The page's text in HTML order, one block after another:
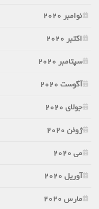
نوامبر 2020
اکتبر 2020
سپتامبر 2020
آگوست 2020
جولای 2020
ژوئن 2020
می 2020
آوریل 2020
مارس 2020